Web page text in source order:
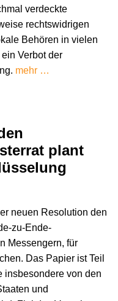
verdeckte
rechtswidrigen
Behören in vielen
Verbot der
mehr …
plant
neuen Resolution den
zu-Ende-
Messengern, für
Das Papier ist Teil
insbesondere von den
und